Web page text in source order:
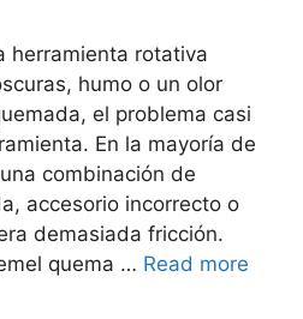
herramienta rotativa
humo o un olor
el problema casi
En la mayoría de
combinación de
accesorio incorrecto o
demasiada fricción.
quema … Read more